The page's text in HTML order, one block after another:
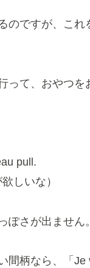
のですが、こ
って、おやつを
pull.
しいな）
ぽさが出ません。
間柄なら、「Je